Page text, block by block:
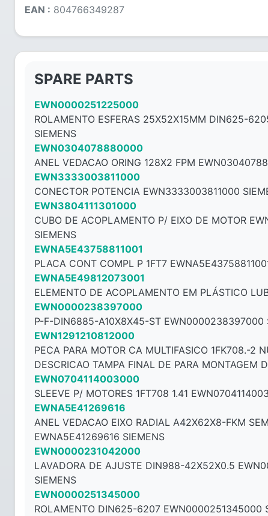
EAN : 804766349287
SPARE PARTS
EWN0000251225000
ROLAMENTO ESFERAS 25X52X15MM DIN625-
SIEMENS
EWN0304078880000
ANEL VEDACAO ORING 128X2 FPM
EWN3333003811000
CONECTOR POTENCIA EWN3333003811000
EWN3804111301000
CUBO DE ACOPLAMENTO P/ EIXO DE MOTOR
SIEMENS
EWNA5E43758811001
PLACA CONT COMPL P 1FT7
EWNA5E49812073001
ELEMENTO DE ACOPLAMENTO EM PLÁSTICO
EWN0000238397000
P-F-DIN6885-A10X8X45-ST EWN0000238397000
EWN1291210812000
PECA PARA MOTOR CA MULTIFASICO 1FK708.-2
DESCRICAO TAMPA FINAL DE PARA MONTAGEM
EWN0704114003000
SLEEVE P/ MOTORES 1FT708 1.41
EWNA5E41269616
ANEL VEDACAO EIXO RADIAL A42X62X8-FKM
EWNA5E41269616 SIEMENS
EWN0000231042000
LAVADORA DE AJUSTE DIN988-42X52X0.5
SIEMENS
EWN0000251345000
ROLAMENTO DIN625-6207 EWN0000251345000